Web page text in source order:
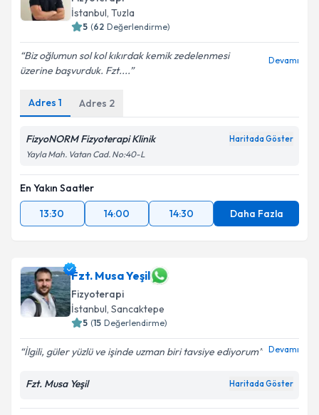
İstanbul, Tuzla
5 (62 Değerlendirme)
Biz oğlumun sol kol kıkırdak kemik zedelenmesi
üzerine başvurduk. Fzt....
Devamı
Adres 1 Adres 2
FizyoNORM Fizyoterapi Klinik Haritada Göster
Yayla Mah. Vatan Cad. No:40-L
En Yakın Saatler
13:30
14:00 14:30 Daha Fazla
Fzt. Musa Yeşil
Fizyoterapi
İstanbul, Sancaktepe
5 (15 Değerlendirme)
İlgili, güler yüzlü ve işinde uzman biri tavsiye ediyorum Devamı
Fzt. Musa Yeşil Haritada Göster